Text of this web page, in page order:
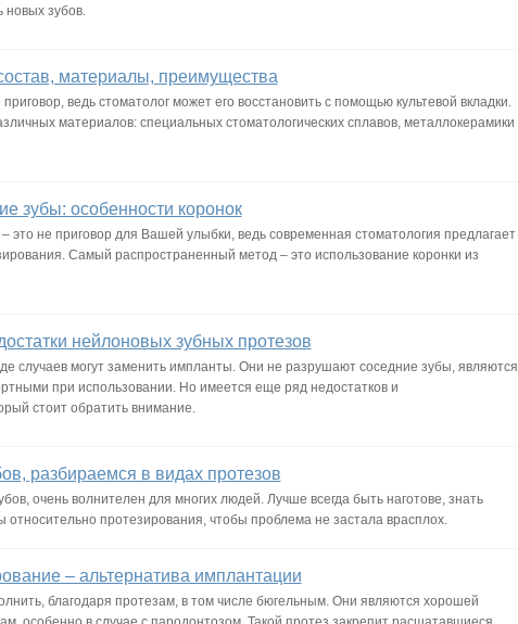
новых зубов.
материалы, преимущества
ведь стоматолог может его восстановить с помощью культевой вкладки.
материалов: специальных стоматологических сплавов, металлокерамики
зубы: особенности коронок
это не приговор для Вашей улыбки, ведь современная стоматология предлагает
Самый распространенный метод – это использование коронки из
нейлоновых зубных протезов
случаев могут заменить импланты. Они не разрушают соседние зубы, являются
при использовании. Но имеется еще ряд недостатков и
стоит обратить внимание.
разбираемся в видах протезов
очень волнителен для многих людей. Лучше всегда быть наготове, знать
протезирования, чтобы проблема не застала врасплох.
– альтернатива имплантации
благодаря протезам, в том числе бюгельным. Они являются хорошей